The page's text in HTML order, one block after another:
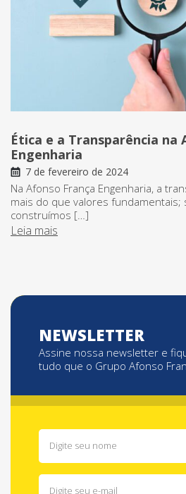
Ética e a Transparência na
Engenharia
7 de fevereiro de 2024
Na Afonso França Engenharia, a
mais do que valores fundamentais;
construímos […]
Leia mais
NEWSLETTER
Assine nossa newsletter e
tudo que o Grupo Afonso